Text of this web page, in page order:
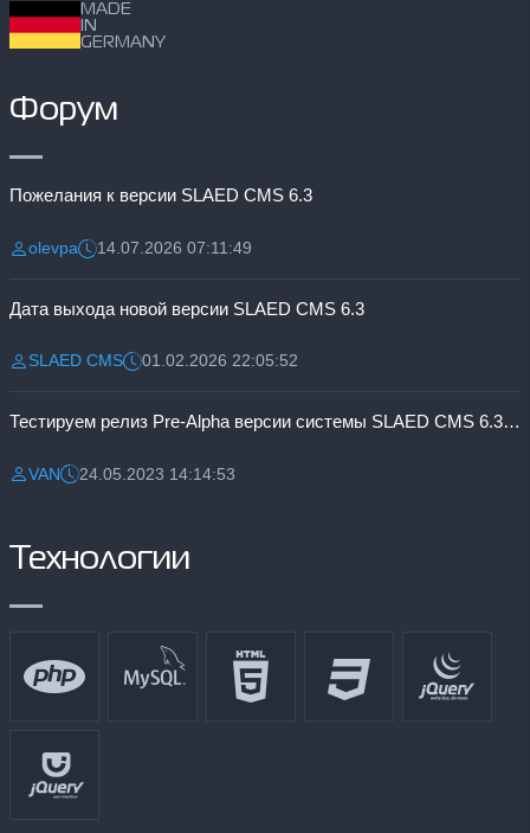
MADE
IN
GERMANY
Форум
Пожелания к версии SLAED CMS 6.3
Разместил:
olevpaДата:14.07.2026 07:11:49
Дата выхода новой версии SLAED CMS 6.3
Разместил:
SLAED CMSДата:01.02.2026 22:05:52
Тестируем релиз Pre-Alpha версии системы SLAED CMS 6.3 Pro
Разместил:
VANДата:24.05.2023 14:14:53
Технологии